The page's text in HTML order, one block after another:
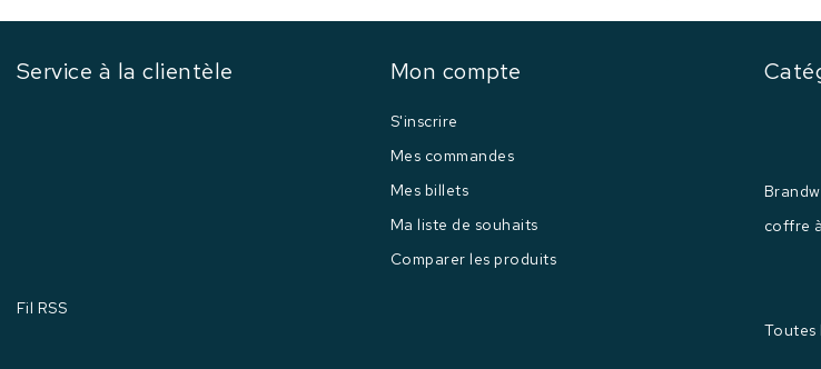
Service à la clientèle
Fil RSS
Mon compte
S'inscrire
Mes commandes
Mes billets
Ma liste de souhaits
Comparer les produits
coffre
Toutes